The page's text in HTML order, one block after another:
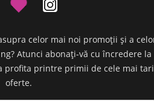
celor mai noi promoții și a
Atunci abonați-vă cu încredere la
profita printre primii de cele mai tari
oferte.